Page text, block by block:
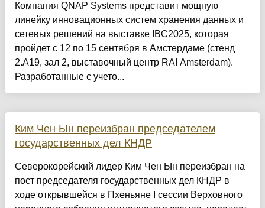
Компания QNAP Systems представит мощную
линейку инновационных систем хранения данных и
сетевых решений на выставке IBC2025, которая
пройдет с 12 по 15 сентября в Амстердаме (стенд
2.A19, зал 2, выставочный центр RAI Amsterdam).
Разработанные с учето...
Ким Чен Ын переизбран председателем
государственных дел КНДР
Северокорейский лидер Ким Чен Ын переизбран на
пост председателя государственных дел КНДР в
ходе открывшейся в Пхеньяне I сессии Верховного